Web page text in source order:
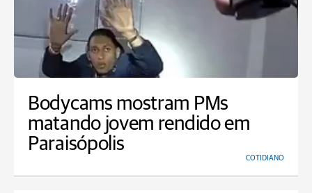
Bodycams mostram PMs
matando jovem rendido em
Paraisópolis
COTIDIANO